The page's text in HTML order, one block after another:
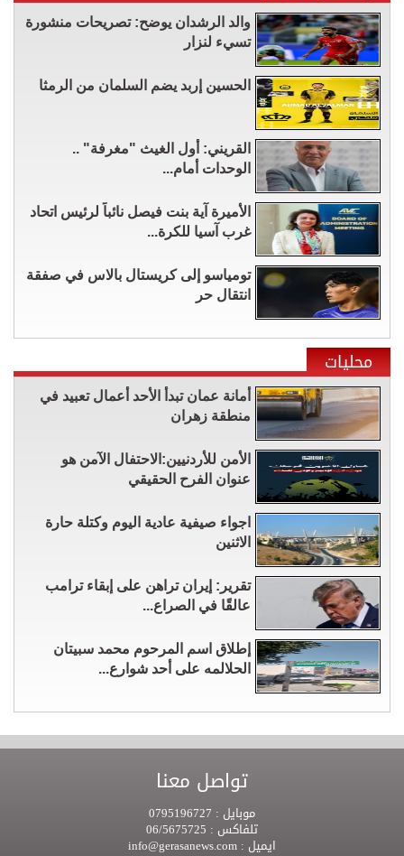
والد الرشدان يوضح: تصريحات منشورة
تسيء لنزار
الحسين إربد يضم السلمان من الرمثا
القريني: أول الغيث "مغرفة" ..
الوحدات أمام...
الأميرة آية بنت فيصل نائباً لرئيس اتحاد
غرب آسيا للكرة...
تومياسو إلى كريستال بالاس في صفقة
انتقال حر
محليات
أمانة عمان تبدأ الأحد أعمال تعبيد في
منطقة زهران
الأمن للأردنيين:الاحتفال الآمن هو
عنوان الفرح الحقيقي
اجواء صيفية عادية اليوم وكتلة حارة
الاثنين
تقرير: إيران تراهن على إبقاء ترامب
عالقًا في الصراع...
إطلاق اسم المرحوم محمد سبيتان
الحلالمه على أحد شوارع...
تواصل معنا
موبايل :
تلفاكس :
ايميل :